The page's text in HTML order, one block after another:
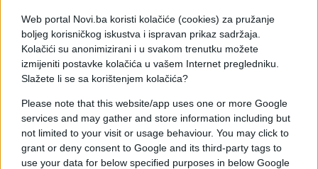
Web portal Novi.ba koristi kolačiće (cookies) za pružanje
boljeg korisničkog iskustva i ispravan prikaz sadržaja.
Kolačići su anonimizirani i u svakom trenutku možete
izmijeniti postavke kolačića u vašem Internet pregledniku.
Slažete li se sa korištenjem kolačića?
Please note that this website/app uses one or more Google
services and may gather and store information including but
not limited to your visit or usage behaviour. You may click to
grant or deny consent to Google and its third-party tags to
use your data for below specified purposes in below Google